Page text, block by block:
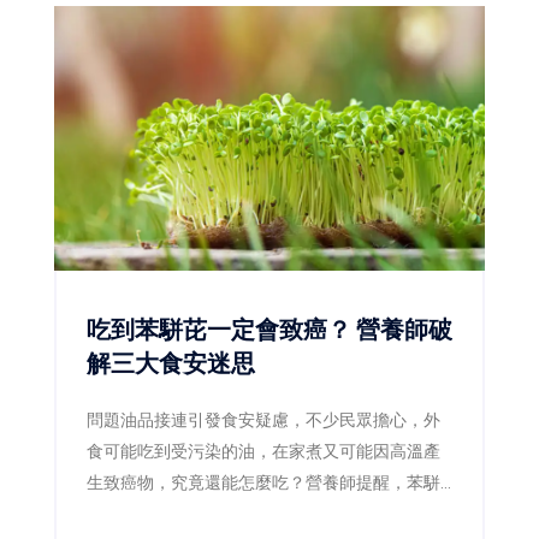
吃到苯駢芘一定會致癌？ 營養師破
解三大食安迷思
問題油品接連引發食安疑慮，不少民眾擔心，外
食可能吃到受污染的油，在家煮又可能因高溫產
生致癌物，究竟還能怎麼吃？營養師提醒，苯駢